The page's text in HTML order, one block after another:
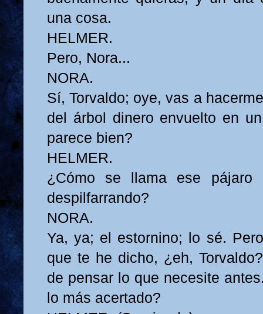
una cosa.
HELMER.
Pero, Nora...
NORA.
Sí, Torvaldo; oye, vas a
del árbol dinero envuelto en
parece bien?
HELMER.
¿Cómo se llama ese pájaro
despilfarrando?
NORA.
Ya, ya; el estornino; lo sé.
que te he dicho, ¿eh,
de pensar lo que necesite
lo más acertado?